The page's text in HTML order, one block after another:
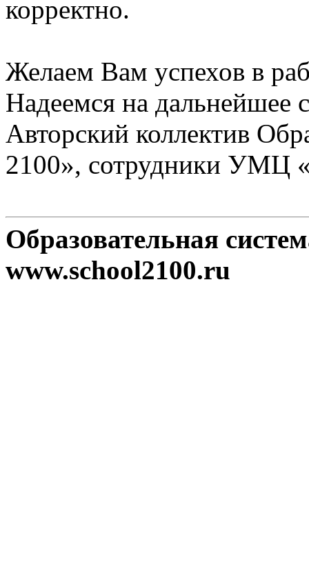
корректно.
Желаем Вам успехов в
Надеемся на дальнейшее
Авторский коллектив
2100», сотрудники УМЦ
Образовательная
www.school2100.ru